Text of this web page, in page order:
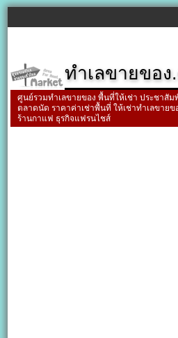
ทำเลขายของ
ศูนย์รวมทำเลขายของ พื้นที่ให้เช่า ประชาสั
ตลาดนัด ราคาค่าเช่าพื้นที่ ให้เช่าทำเลขาย
ร้านกาแฟ ธุรกิจแฟรนไชส์